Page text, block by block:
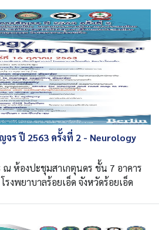
ร ปี 2563 ครั้งที่ 2 - Neurology
ห้องปะชุมสาเกตุนดร ชั้น 7 อาคาร
งพยาบาลร้อยเอ็ด จังหวัดร้อยเอ็ด